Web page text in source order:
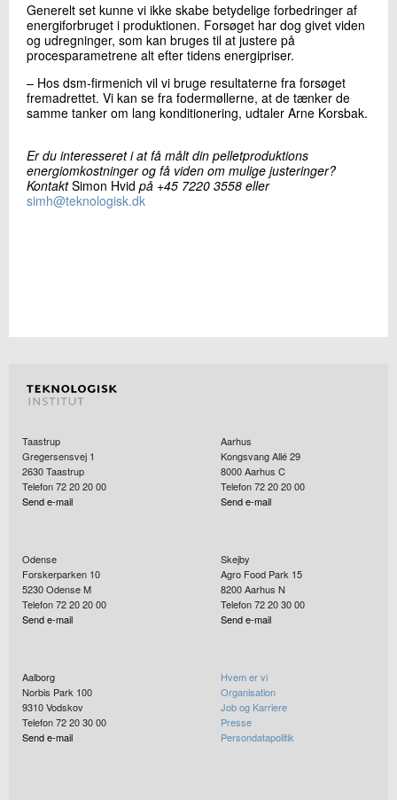
Generelt set kunne vi ikke skabe betydelige forbedringer af
energiforbruget i produktionen. Forsøget har dog givet viden
og udregninger, som kan bruges til at justere på
procesparametrene alt efter tidens energipriser.
– Hos dsm-firmenich vil vi bruge resultaterne fra forsøget
fremadrettet. Vi kan se fra fodermøllerne, at de tænker de
samme tanker om lang konditionering, udtaler Arne Korsbak.
Er du interesseret i at få målt din pelletproduktions
energiomkostninger og få viden om mulige justeringer?
KontaktSimon Hvid på +45 7220 3558 eller
simh@teknologisk.dk
Taastrup
Gregersensvej 1
2630Taastrup
Telefon 72 20 20 00
Send e-mail
Aarhus
Kongsvang Allé 29
8000Aarhus C
Telefon 72 20 20 00
Send e-mail
Odense
Forskerparken 10
5230Odense M
Telefon 72 20 20 00
Send e-mail
Skejby
Agro Food Park 15
8200Aarhus N
Telefon 72 20 30 00
Send e-mail
Aalborg
Norbis Park 100
9310Vodskov
Telefon 72 20 30 00
Send e-mail
Hvem er vi
Organisation
Job og Karriere
Presse
Persondatapolitik